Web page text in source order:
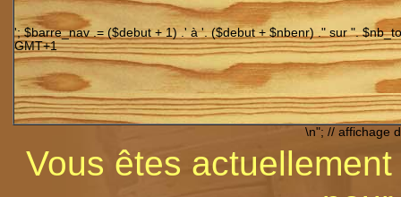
'; $barre_nav .= ($debut + 1) .' à '. ($debut + $nbenr) ." sur ".
GMT+1
\n"; // affichage
Vous êtes